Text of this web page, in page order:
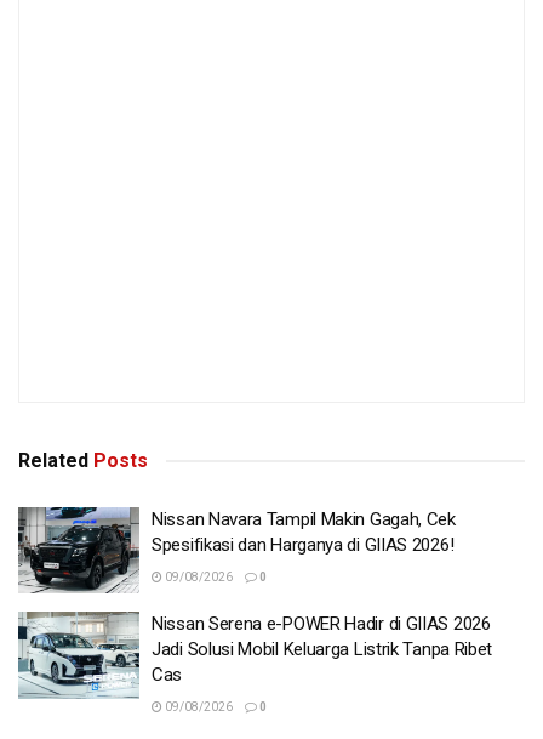
Related Posts
Nissan Navara Tampil Makin Gagah, Cek
Spesifikasi dan Harganya di GIIAS 2026!
09/08/2026 0
Nissan Serena e-POWER Hadir di GIIAS 2026
Jadi Solusi Mobil Keluarga Listrik Tanpa Ribet
Cas
09/08/2026 0